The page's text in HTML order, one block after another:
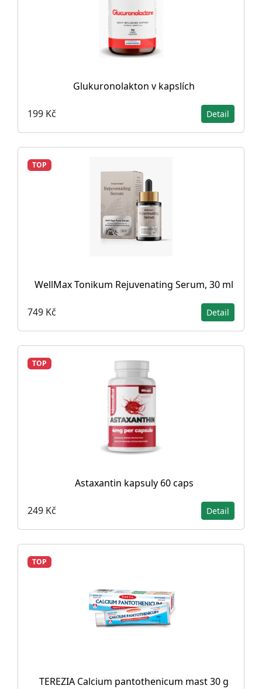
Glukuronolakton v kapslích
199 Kč Detail
TOP
WellMax Tonikum Rejuvenating Serum, 30 ml
749 Kč Detail
TOP
Astaxantin kapsuly 60 caps
249 Kč Detail
TOP
TEREZIA Calcium pantothenicum mast 30 g